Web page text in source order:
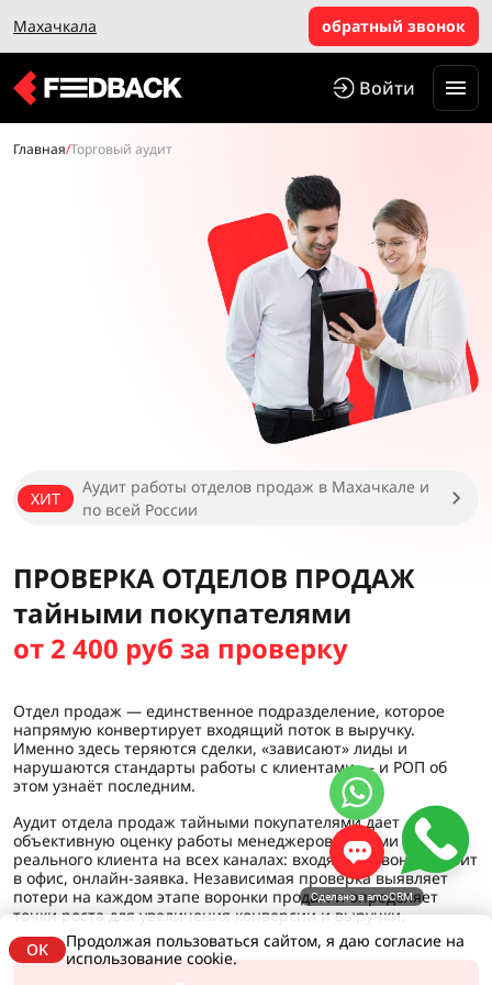
Махачкала обратный звонок
Войти
Главная/Торговый аудит
ХИТ
Аудит работы отделов продаж в Махачкале и
по всей России
ПРОВЕРКА ОТДЕЛОВ ПРОДАЖ
тайными покупателями
от 2 400 руб за проверку
Отдел продаж — единственное подразделение, которое
напрямую конвертирует входящий поток в выручку.
Именно здесь теряются сделки, «зависают» лиды и
нарушаются стандарты работы с клиентами — и РОП об
этом узнаёт последним.
Аудит отдела продаж тайными покупателями дает
объективную оценку работы менеджеров глазами
реального клиента на всех каналах: входящий звонок, визит
в офис, онлайн-заявка. Независимая проверка выявляет
потери на каждом этапе воронки продаж и определяет
точки роста для увеличения конверсии и выручки.
OK
Продолжая пользоваться сайтом, я даю согласие на
использование cookie.
Сделано в amoCRM